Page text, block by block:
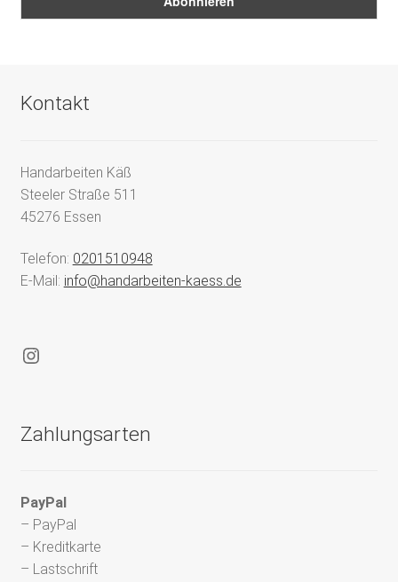
Kontakt
Handarbeiten Käß
Steeler Straße 511
45276 Essen
Telefon: 0201510948
E-Mail: info@handarbeiten-kaess.de
Instagram
Zahlungsarten
PayPal
– PayPal
– Kreditkarte
– Lastschrift